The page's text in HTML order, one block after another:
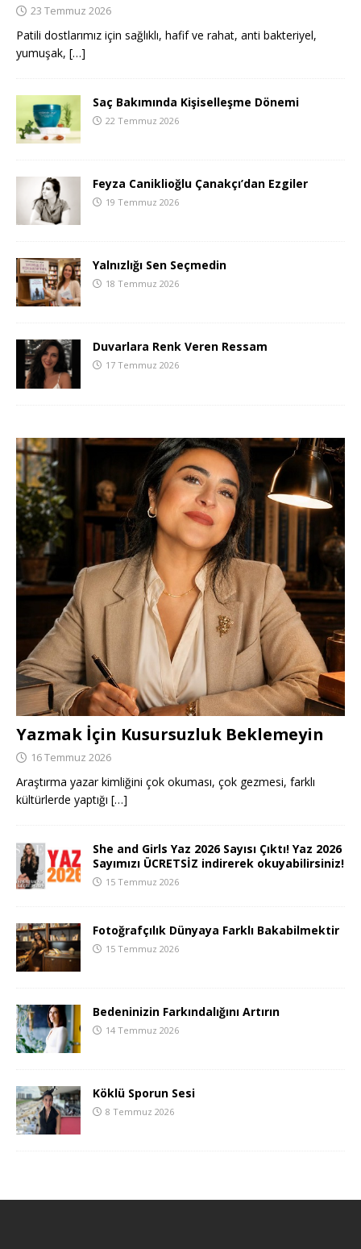
23 Temmuz 2026
Patili dostlarımız için sağlıklı, hafif ve rahat, anti bakteriyel,
yumuşak, […]
Saç Bakımında Kişiselleşme Dönemi
22 Temmuz 2026
Feyza Caniklioğlu Çanakçı’dan Ezgiler
19 Temmuz 2026
Yalnızlığı Sen Seçmedin
18 Temmuz 2026
Duvarlara Renk Veren Ressam
17 Temmuz 2026
Yazmak İçin Kusursuzluk Beklemeyin
16 Temmuz 2026
Araştırma yazar kimliğini çok okuması, çok gezmesi, farklı
kültürlerde yaptığı […]
She and Girls Yaz 2026 Sayısı Çıktı! Yaz 2026
Sayımızı ÜCRETSİZ indirerek okuyabilirsiniz!
15 Temmuz 2026
Fotoğrafçılık Dünyaya Farklı Bakabilmektir
15 Temmuz 2026
Bedeninizin Farkındalığını Artırın
14 Temmuz 2026
Köklü Sporun Sesi
8 Temmuz 2026